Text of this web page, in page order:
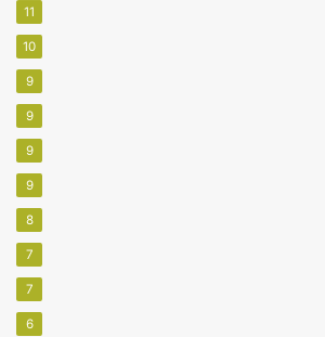
11
10
9
9
9
9
8
7
7
6